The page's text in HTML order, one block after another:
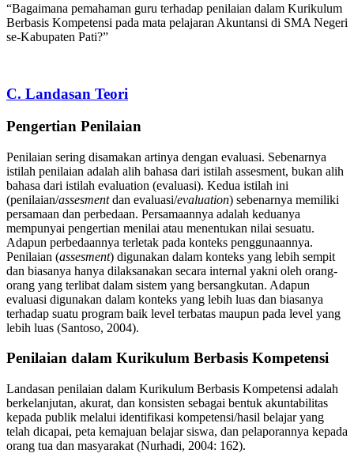
“Bagaimana pemahaman guru terhadap penilaian dalam Kurikulum
Berbasis Kompetensi pada mata pelajaran Akuntansi di SMA Negeri
se-Kabupaten Pati?”
C. Landasan Teori
Pengertian Penilaian
Penilaian sering disamakan artinya dengan evaluasi. Sebenarnya
istilah penilaian adalah alih bahasa dari istilah assesment, bukan alih
bahasa dari istilah evaluation (evaluasi). Kedua istilah ini
(penilaian/assesmentdan evaluasi/evaluation) sebenarnya memiliki
persamaan dan perbedaan. Persamaannya adalah keduanya
mempunyai pengertian menilai atau menentukan nilai sesuatu.
Adapun perbedaannya terletak pada konteks penggunaannya.
Penilaian (assesment) digunakan dalam konteks yang lebih sempit
dan biasanya hanya dilaksanakan secara internal yakni oleh orang-
orang yang terlibat dalam sistem yang bersangkutan. Adapun
evaluasi digunakan dalam konteks yang lebih luas dan biasanya
terhadap suatu program baik level terbatas maupun pada level yang
lebih luas (Santoso, 2004).
Penilaian dalam Kurikulum Berbasis Kompetensi
Landasan penilaian dalam Kurikulum Berbasis Kompetensi adalah
berkelanjutan, akurat, dan konsisten sebagai bentuk akuntabilitas
kepada publik melalui identifikasi kompetensi/hasil belajar yang
telah dicapai, peta kemajuan belajar siswa, dan pelaporannya kepada
orang tua dan masyarakat (Nurhadi, 2004: 162).